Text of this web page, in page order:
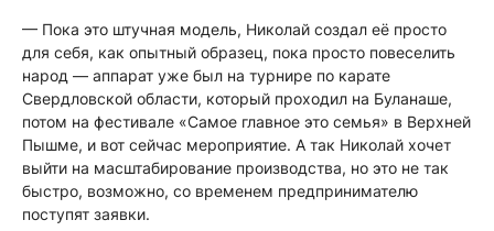
— Пока это штучная модель, Николай создал её просто
для себя, как опытный образец, пока просто повеселить
народ — аппарат уже был на турнире по карате
Свердловской области, который проходил на Буланаше,
потом на фестивале «Самое главное это семья» в Верхней
Пышме, и вот сейчас мероприятие. А так Николай хочет
выйти на масштабирование производства, но это не так
быстро, возможно, со временем предпринимателю
поступят заявки.